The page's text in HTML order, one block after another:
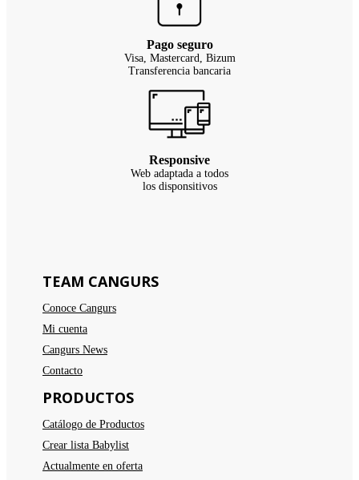
Pago seguro
Visa, Mastercard, Bizum
Transferencia bancaria
Responsive
Web adaptada a todos
los disponsitivos
TEAM CANGURS
Conoce Cangurs
Mi cuenta
Cangurs News
Contacto
PRODUCTOS
Catálogo de Productos
Crear lista Babylist
Actualmente en oferta